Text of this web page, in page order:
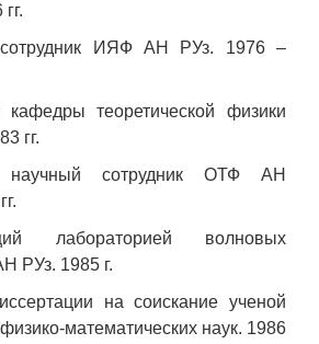
ИЯФ АН РУз. 1976 –
кафедры теоретической физики
гг.
научный сотрудник ОТФ АН
лабораторией волновых
РУз. 1985 г.
на соискание ученой
математических наук. 1986